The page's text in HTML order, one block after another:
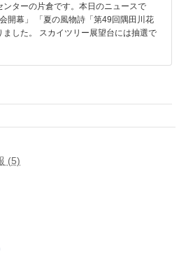
ターの片倉です。本日のニュースで
開幕」 「夏の風物詩「第49回隅田川花
した。 スカイツリー展望台には抽選で
(5)